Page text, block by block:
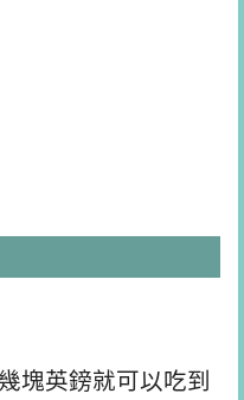
塊英鎊就可以吃到